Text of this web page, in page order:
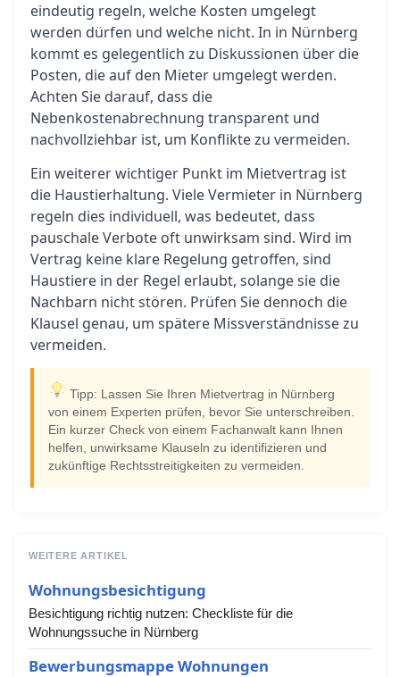
eindeutig regeln, welche Kosten umgelegt
werden dürfen und welche nicht. In in Nürnberg
kommt es gelegentlich zu Diskussionen über die
Posten, die auf den Mieter umgelegt werden.
Achten Sie darauf, dass die
Nebenkostenabrechnung transparent und
nachvollziehbar ist, um Konflikte zu vermeiden.
Ein weiterer wichtiger Punkt im Mietvertrag ist
die Haustierhaltung. Viele Vermieter in Nürnberg
regeln dies individuell, was bedeutet, dass
pauschale Verbote oft unwirksam sind. Wird im
Vertrag keine klare Regelung getroffen, sind
Haustiere in der Regel erlaubt, solange sie die
Nachbarn nicht stören. Prüfen Sie dennoch die
Klausel genau, um spätere Missverständnisse zu
vermeiden.
Tipp: Lassen Sie Ihren Mietvertrag in Nürnberg
von einem Experten prüfen, bevor Sie unterschreiben.
Ein kurzer Check von einem Fachanwalt kann Ihnen
helfen, unwirksame Klauseln zu identifizieren und
zukünftige Rechtsstreitigkeiten zu vermeiden.
WEITERE ARTIKEL
Wohnungsbesichtigung
Besichtigung richtig nutzen: Checkliste für die
Wohnungssuche in Nürnberg
Bewerbungsmappe Wohnungen